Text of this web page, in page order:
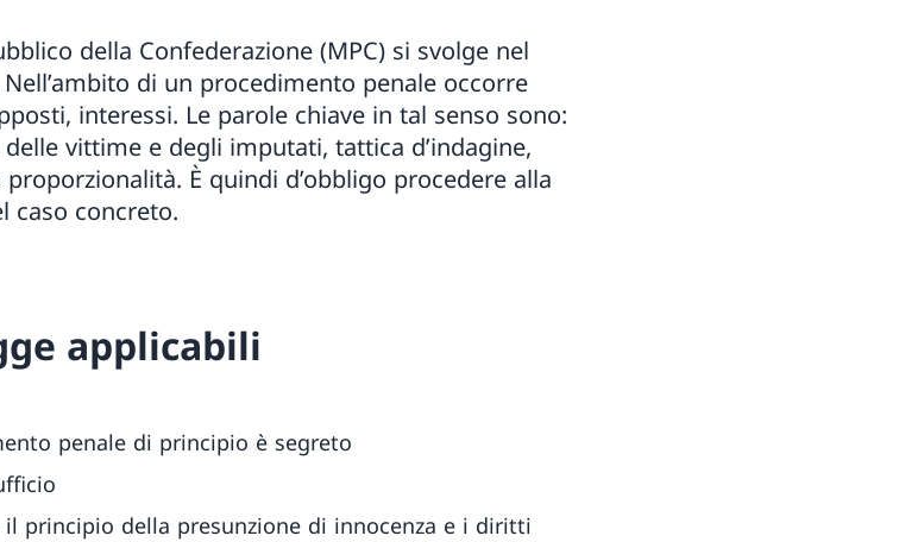
della Confederazione (MPC) si svolge nel
di un procedimento penale occorre
interessi. Le parole chiave in tal senso sono:
vittime e degli imputati, tattica d’indagine,
È quindi d’obbligo procedere alla
caso concreto.
applicabili
penale di principio è segreto
principio della presunzione di innocenza e i diritti